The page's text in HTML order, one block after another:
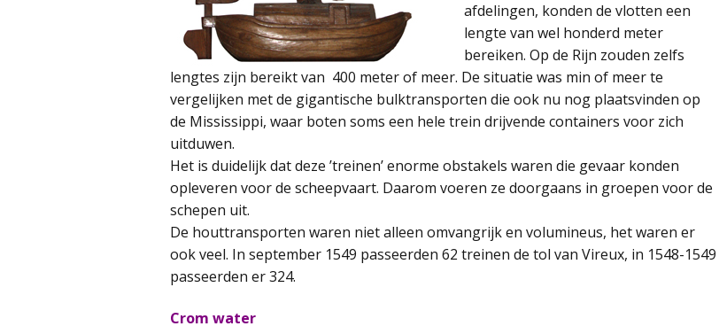
afdelingen, konden de vlotten een
lengte van wel honderd meter
bereiken. Op de Rijn zouden zelfs
lengtes zijn bereikt van 400 meter of meer. De situatie was min of meer te
vergelijken met de gigantische bulktransporten die ook nu nog plaatsvinden op
de Mississippi, waar boten soms een hele trein drijvende containers voor zich
uitduwen.
Het is duidelijk dat deze ’treinen’ enorme obstakels waren die gevaar konden
opleveren voor de scheepvaart. Daarom voeren ze doorgaans in groepen voor de
schepen uit.
De houttransporten waren niet alleen omvangrijk en volumineus, het waren er
ook veel. In september 1549 passeerden 62 treinen de tol van Vireux, in 1548-1549
passeerden er 324.
Crom water